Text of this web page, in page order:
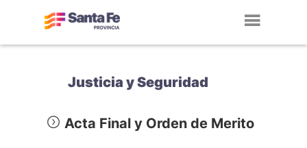
Justicia y Seguridad
Acta Final y Orden de Merito